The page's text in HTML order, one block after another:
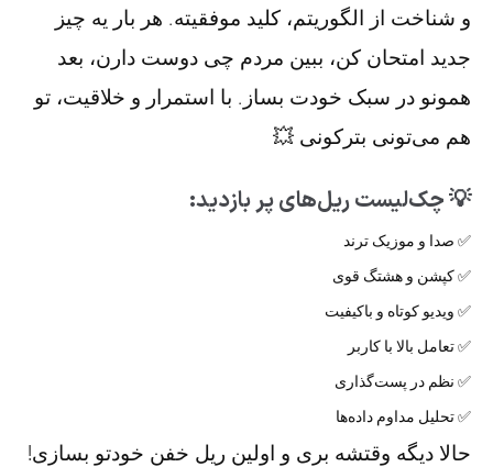
و شناخت از الگوریتم، کلید موفقیته. هر بار یه چیز
جدید امتحان کن، ببین مردم چی‌ دوست دارن، بعد
همونو در سبک خودت بساز. با استمرار و خلاقیت، تو
هم می‌تونی بترکونی 💥
💡 چک‌لیست ریل‌های پر بازدید:
✅ صدا و موزیک ترند
✅ کپشن و هشتگ قوی
✅ ویدیو کوتاه و باکیفیت
✅ تعامل بالا با کاربر
✅ نظم در پست‌گذاری
✅ تحلیل مداوم داده‌ها
حالا دیگه وقتشه بری و اولین ریل خفن خودتو بسازی!